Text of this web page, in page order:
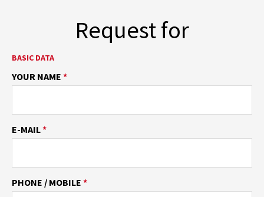
Request for
BASIC DATA
YOUR NAME *
E-MAIL*
PHONE / MOBILE *